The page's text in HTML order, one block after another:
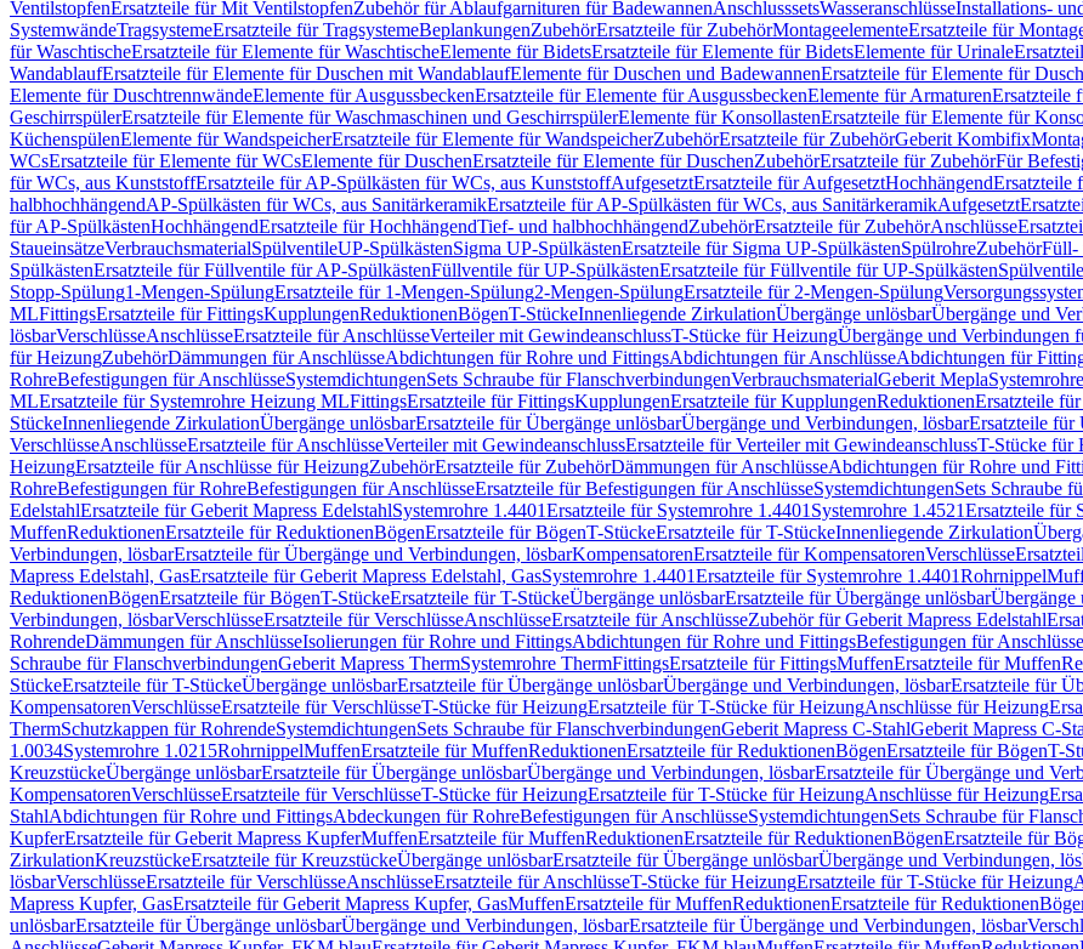
VentilstopfenErsatzteile für Mit VentilstopfenZubehör für Ablaufgarnituren für BadewannenAnschlusssetsWasseranschlüsseInstallations-
SystemwändeTragsystemeErsatzteile für TragsystemeBeplankungenZubehörErsatzteile für ZubehörMontageelementeErsatzteile für
für WaschtischeErsatzteile für Elemente für WaschtischeElemente für BidetsErsatzteile für Elemente für BidetsElemente für Urinale
WandablaufErsatzteile für Elemente für Duschen mit WandablaufElemente für Duschen und BadewannenErsatzteile für Elemente für
Elemente für DuschtrennwändeElemente für AusgussbeckenErsatzteile für Elemente für AusgussbeckenElemente für ArmaturenErsatzteile
GeschirrspülerErsatzteile für Elemente für Waschmaschinen und GeschirrspülerElemente für KonsollastenErsatzteile für Elemente für
KüchenspülenElemente für WandspeicherErsatzteile für Elemente für WandspeicherZubehörErsatzteile für ZubehörGeberit Kombifix
WCsErsatzteile für Elemente für WCsElemente für DuschenErsatzteile für Elemente für DuschenZubehörErsatzteile für ZubehörFür
für WCs, aus KunststoffErsatzteile für AP-Spülkästen für WCs, aus KunststoffAufgesetztErsatzteile für AufgesetztHochhängendErsatzteile
halbhochhängendAP-Spülkästen für WCs, aus SanitärkeramikErsatzteile für AP-Spülkästen für WCs, aus SanitärkeramikAufgesetzt
für AP-SpülkästenHochhängendErsatzteile für HochhängendTief- und halbhochhängendZubehörErsatzteile für ZubehörAnschlüsse
StaueinsätzeVerbrauchsmaterialSpülventileUP-SpülkästenSigma UP-SpülkästenErsatzteile für Sigma UP-SpülkästenSpülrohreZubehörFüll-
SpülkästenErsatzteile für Füllventile für AP-SpülkästenFüllventile für UP-SpülkästenErsatzteile für Füllventile für UP-SpülkästenSpülventile
Stopp-Spülung1-Mengen-SpülungErsatzteile für 1-Mengen-Spülung2-Mengen-SpülungErsatzteile für 2-Mengen-Spülung
MLFittingsErsatzteile für FittingsKupplungenReduktionenBögenT-StückeInnenliegende ZirkulationÜbergänge unlösbarÜbergänge und
lösbarVerschlüsseAnschlüsseErsatzteile für AnschlüsseVerteiler mit GewindeanschlussT-Stücke für HeizungÜbergänge und Verbindungen
für HeizungZubehörDämmungen für AnschlüsseAbdichtungen für Rohre und FittingsAbdichtungen für AnschlüsseAbdichtungen für
RohreBefestigungen für AnschlüsseSystemdichtungenSets Schraube für FlanschverbindungenVerbrauchsmaterialGeberit Mepla
MLErsatzteile für Systemrohre Heizung MLFittingsErsatzteile für FittingsKupplungenErsatzteile für KupplungenReduktionenErsatzteile
StückeInnenliegende ZirkulationÜbergänge unlösbarErsatzteile für Übergänge unlösbarÜbergänge und Verbindungen, lösbarErsatzteile für
VerschlüsseAnschlüsseErsatzteile für AnschlüsseVerteiler mit GewindeanschlussErsatzteile für Verteiler mit GewindeanschlussT-Stücke für
HeizungErsatzteile für Anschlüsse für HeizungZubehörErsatzteile für ZubehörDämmungen für AnschlüsseAbdichtungen für Rohre und
RohreBefestigungen für RohreBefestigungen für AnschlüsseErsatzteile für Befestigungen für AnschlüsseSystemdichtungenSets Schraube
EdelstahlErsatzteile für Geberit Mapress EdelstahlSystemrohre 1.4401Ersatzteile für Systemrohre 1.4401 Systemrohre 1.4521Ersatzteile für
MuffenReduktionenErsatzteile für ReduktionenBögenErsatzteile für BögenT-StückeErsatzteile für T-StückeInnenliegende Zirkulation
Verbindungen, lösbarErsatzteile für Übergänge und Verbindungen, lösbarKompensatorenErsatzteile für KompensatorenVerschlüsse
Mapress Edelstahl, GasErsatzteile für Geberit Mapress Edelstahl, GasSystemrohre 1.4401Ersatzteile für Systemrohre 1.4401Rohrnippel
ReduktionenBögenErsatzteile für BögenT-StückeErsatzteile für T-StückeÜbergänge unlösbarErsatzteile für Übergänge unlösbarÜbergänge
Verbindungen, lösbarVerschlüsseErsatzteile für VerschlüsseAnschlüsseErsatzteile für AnschlüsseZubehör für Geberit Mapress Edelstahl
RohrendeDämmungen für AnschlüsseIsolierungen für Rohre und FittingsAbdichtungen für Rohre und FittingsBefestigungen für Anschlüsse
Schraube für FlanschverbindungenGeberit Mapress ThermSystemrohre ThermFittingsErsatzteile für FittingsMuffenErsatzteile für Muffen
StückeErsatzteile für T-StückeÜbergänge unlösbarErsatzteile für Übergänge unlösbarÜbergänge und Verbindungen, lösbarErsatzteile für
KompensatorenVerschlüsseErsatzteile für VerschlüsseT-Stücke für HeizungErsatzteile für T-Stücke für HeizungAnschlüsse für Heizung
ThermSchutzkappen für RohrendeSystemdichtungenSets Schraube für FlanschverbindungenGeberit Mapress C-StahlGeberit Mapress C-
1.0034Systemrohre 1.0215RohrnippelMuffenErsatzteile für MuffenReduktionenErsatzteile für ReduktionenBögenErsatzteile für BögenT-
KreuzstückeÜbergänge unlösbarErsatzteile für Übergänge unlösbarÜbergänge und Verbindungen, lösbarErsatzteile für Übergänge und
KompensatorenVerschlüsseErsatzteile für VerschlüsseT-Stücke für HeizungErsatzteile für T-Stücke für HeizungAnschlüsse für Heizung
StahlAbdichtungen für Rohre und FittingsAbdeckungen für RohreBefestigungen für AnschlüsseSystemdichtungenSets Schraube für
KupferErsatzteile für Geberit Mapress KupferMuffenErsatzteile für MuffenReduktionenErsatzteile für ReduktionenBögenErsatzteile für
ZirkulationKreuzstückeErsatzteile für KreuzstückeÜbergänge unlösbarErsatzteile für Übergänge unlösbarÜbergänge und Verbindungen,
lösbarVerschlüsseErsatzteile für VerschlüsseAnschlüsseErsatzteile für AnschlüsseT-Stücke für HeizungErsatzteile für T-Stücke für Heizung
Mapress Kupfer, GasErsatzteile für Geberit Mapress Kupfer, GasMuffenErsatzteile für MuffenReduktionenErsatzteile für Reduktionen
unlösbarErsatzteile für Übergänge unlösbarÜbergänge und Verbindungen, lösbarErsatzteile für Übergänge und Verbindungen, lösbar